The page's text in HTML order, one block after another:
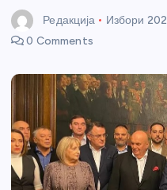
Редакција Избори
0 Comments